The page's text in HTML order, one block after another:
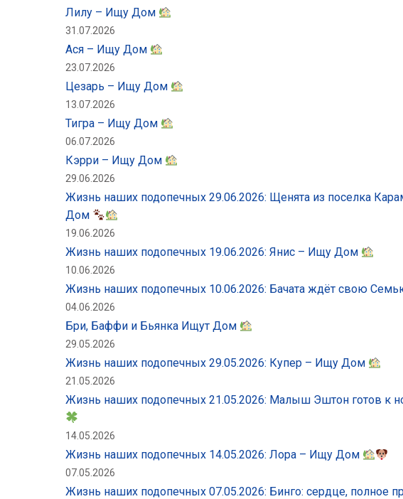
Лилу – Ищу Дом
31.07.2026
Ася – Ищу Дом
23.07.2026
Цезарь – Ищу Дом
13.07.2026
Тигра – Ищу Дом
06.07.2026
Кэрри – Ищу Дом
29.06.2026
Жизнь наших подопечных 29.06.2026: Щенята из поселка
Дом
19.06.2026
Жизнь наших подопечных 19.06.2026: Янис – Ищу Дом
10.06.2026
Жизнь наших подопечных 10.06.2026: Бачата ждёт свою
04.06.2026
Бри, Баффи и Бьянка Ищут Дом
29.05.2026
Жизнь наших подопечных 29.05.2026: Купер – Ищу Дом
21.05.2026
Жизнь наших подопечных 21.05.2026: Малыш Эштон готов к
14.05.2026
Жизнь наших подопечных 14.05.2026: Лора – Ищу Дом
07.05.2026
Жизнь наших подопечных 07.05.2026: Бинго: сердце, полное